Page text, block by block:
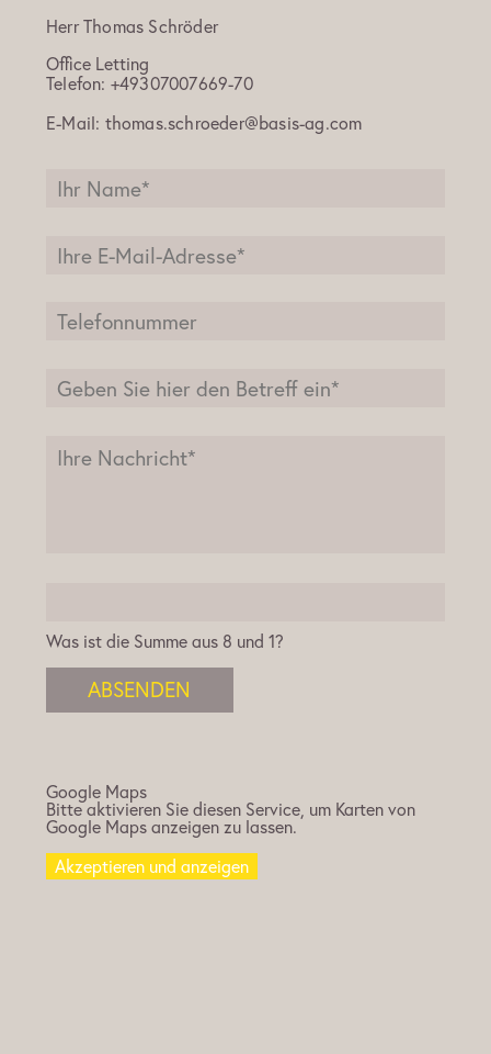
Herr Thomas Schröder
Office Letting
Telefon: +49307007669-70
E-Mail: thomas.schroeder@basis-ag.com
Was ist die Summe aus 8 und 1?
ABSENDEN
Google Maps
Bitte aktivieren Sie diesen Service, um Karten von
Google Maps anzeigen zu lassen.
Akzeptieren und anzeigen